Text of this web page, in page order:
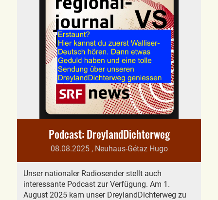
Podcast: DreylandDichterweg
08.08.2025, Neuhaus-Gétaz Hugo
Unser nationaler Radiosender stellt auch
interessante Podcast zur Verfügung. Am 1.
August 2025 kam unser DreylandDichterweg zu